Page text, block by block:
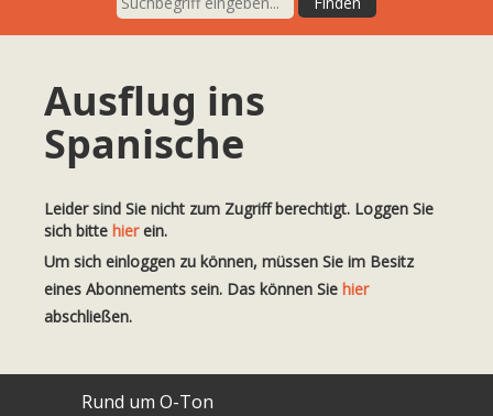
Ausflug ins
Spanische
Leider sind Sie nicht zum Zugriff berechtigt. Loggen Sie
sich bitte hierein.
Um sich einloggen zu können, müssen Sie im Besitz
eines Abonnements sein. Das können Sie hier
abschließen.
Rund um O-Ton